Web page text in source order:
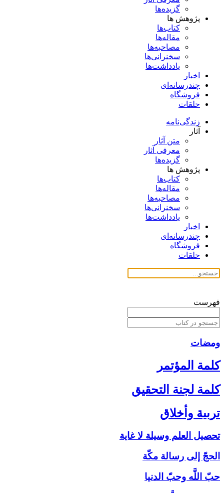
گزیده‌ها
پژوهش ها
کتاب‌ها
مقاله‌ها
مصاحبه‌ها
سخنرانی‌ها
یادداشت‌ها
اخبار
چندرسانه‌ای
فروشگاه
حلقات
زندگی‌نامه
آثار
متن آثار
معرفی آثار
گزیده‌ها
پژوهش ها
کتاب‌ها
مقاله‌ها
مصاحبه‌ها
سخنرانی‌ها
یادداشت‌ها
اخبار
چندرسانه‌ای
فروشگاه
حلقات
فهرست
ومضات
كلمة المؤتمر
كلمة لجنة التحقيق
تربية وأخلاق‏
تحصيل العلم وسيلة لا غاية
الحجّ إلى رسالة مكّة
حبّ اللَّه وحبّ الدنيا